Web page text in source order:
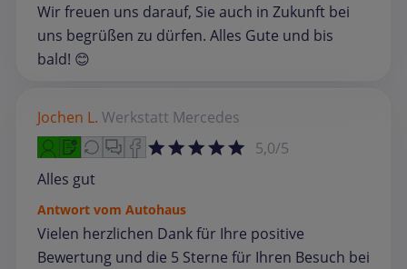
Wir freuen uns darauf, Sie auch in Zukunft bei
uns begrüßen zu dürfen. Alles Gute und bis
bald! 😊
Jochen L. Werkstatt Mercedes
5,0/5
Alles gut
Antwort vom Autohaus
Vielen herzlichen Dank für Ihre positive
Bewertung und die 5 Sterne für Ihren Besuch bei